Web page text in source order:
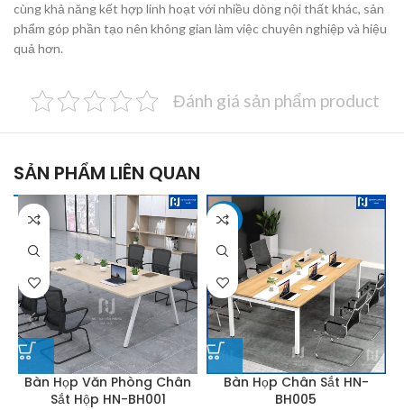
cùng khả năng kết hợp linh hoạt với nhiều dòng nội thất khác, sản
phẩm góp phần tạo nên không gian làm việc chuyên nghiệp và hiệu
quả hơn.
Đánh giá sản phẩm product
SẢN PHẨM LIÊN QUAN
Bàn Họp Văn Phòng Chân
Sắt Hộp HN-BH001
-25%
Bàn Họp Chân Sắt HN-
BH005